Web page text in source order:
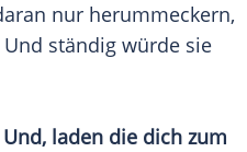
nur herummeckern,
ständig würde sie
laden die dich zum